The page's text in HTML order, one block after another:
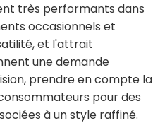
très performants dans
occasionnels et
et l'attrait
une demande
prendre en compte la
pour des
à un style raffiné.